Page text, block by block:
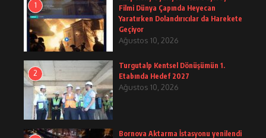
1
Filmi Dünya Çapında Heyecan
Yaratırken Dolandırıcılar da Harekete
Geçiyor
Ağustos 10, 2026
2
Turgutalp Kentsel Dönüşümün 1.
Etabında Hedef 2027
Ağustos 10, 2026
Bornova Aktarma İstasyonu yenilendi